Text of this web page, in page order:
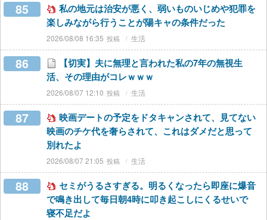
85
私の地元は治安が悪く、弱いものいじめや犯罪を
楽しみながら行うことが陽キャの条件だった
2026/08/08 16:35 生活
86
【切実】夫に無理と言われた私の7年の無視生
活、その理由がコレｗｗｗ
2026/08/07 12:10 生活
87
映画デートの予定をドタキャンされて、見てない
映画のチケ代を奢らされて、これはダメだと思って
別れたよ
2026/08/07 21:05 生活
88
セミがうるさすぎる。明るくなったら即座に爆音
で鳴き出して毎日朝4時に叩き起こしにくるせいで
寝不足だよ